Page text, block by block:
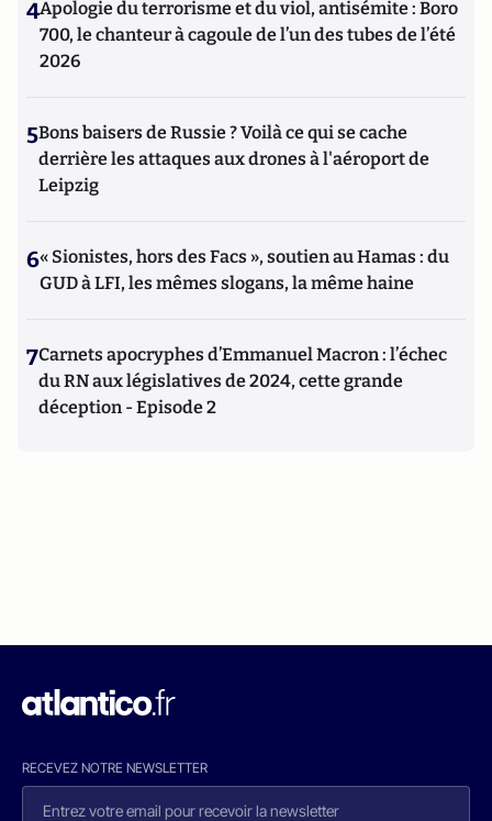
4Apologie du terrorisme et du viol, antisémite : Boro
700, le chanteur à cagoule de l’un des tubes de l’été
2026
5Bons baisers de Russie ? Voilà ce qui se cache
derrière les attaques aux drones à l'aéroport de
Leipzig
6« Sionistes, hors des Facs », soutien au Hamas : du
GUD à LFI, les mêmes slogans, la même haine
7Carnets apocryphes d’Emmanuel Macron : l’échec
du RN aux législatives de 2024, cette grande
déception - Episode 2
RECEVEZ NOTRE NEWSLETTER